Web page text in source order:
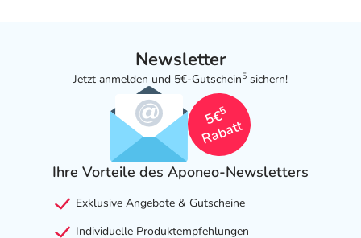
Newsletter
Jetzt anmelden und 5€-Gutschein5 sichern!
5€
5
Rabatt
Ihre Vorteile des Aponeo-Newsletters
Exklusive Angebote & Gutscheine
Individuelle Produktempfehlungen